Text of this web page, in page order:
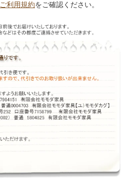
ご利用規約をご確認ください。